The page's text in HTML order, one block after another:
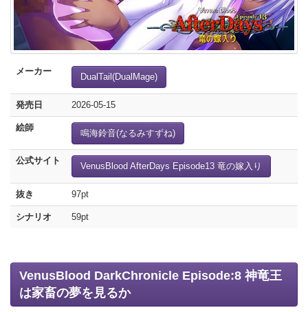
メーカー
DualTail(DualMage)
発売日 2026-05-15
絵師
鳴海鈴音(なるみすずね)
公式サイト
VenusBlood AfterDays Episode13 竜の嫁入り
抜き 97pt
シナリオ 59pt
VenusBlood DarkChronicle Episode:8 神竜王
は家畜の夢を見るか